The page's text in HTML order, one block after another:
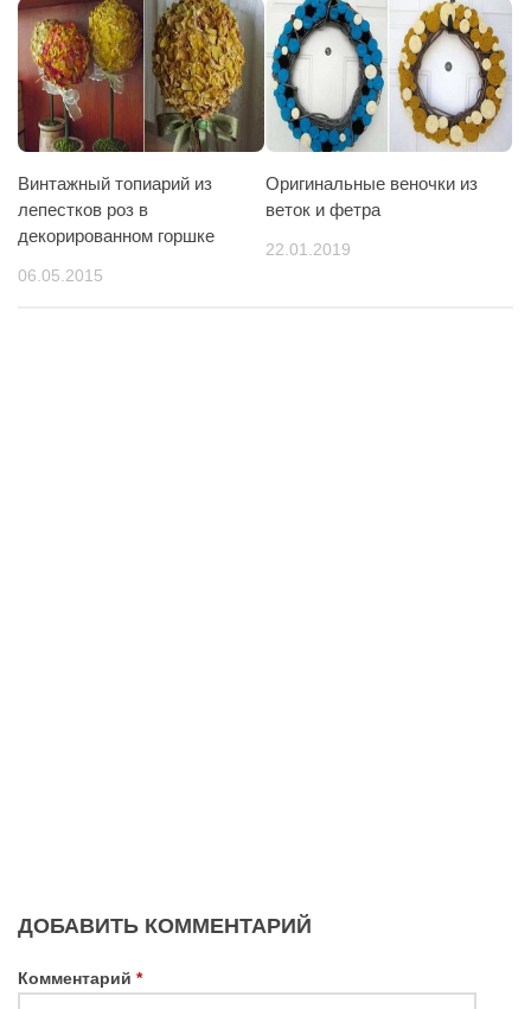
Винтажный топиарий из
лепестков роз в
декорированном горшке
06.05.2015
Оригинальные веночки из
веток и фетра
22.01.2019
ДОБАВИТЬ КОММЕНТАРИЙ
Комментарий *